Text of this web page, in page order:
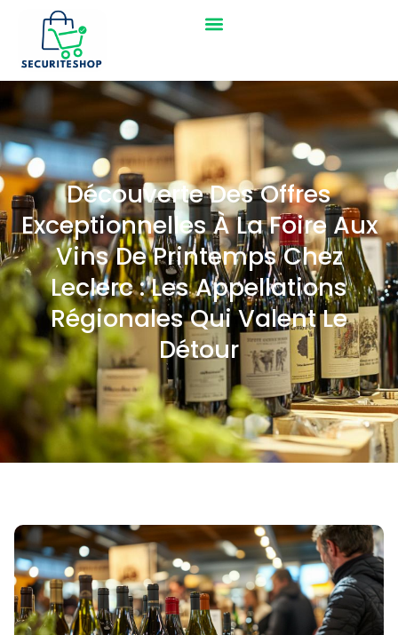
Découverte Des Offres
Exceptionnelles À La Foire Aux
Vins De Printemps Chez
Leclerc : Les Appellations
Régionales Qui Valent Le
Détour